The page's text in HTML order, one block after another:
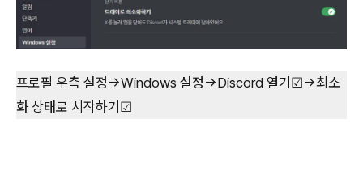
프로필 우측 설정→Windows 설정→Discord 열기☑→최소
화 상태로 시작하기☑